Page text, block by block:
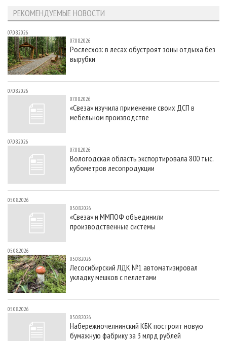
РЕКОМЕНДУЕМЫЕ НОВОСТИ
07.08.2026
07.08.2026
Рослесхоз: в лесах обустроят зоны отдыха без
вырубки
07.08.2026
07.08.2026
«Свеза» изучила применение своих ДСП в
мебельном производстве
07.08.2026
07.08.2026
Вологодская область экспортировала 800 тыс.
кубометров лесопродукции
05.08.2026
05.08.2026
«Свеза» и ММПОФ объединили
производственные системы
05.08.2026
05.08.2026
Лесосибирский ЛДК №1 автоматизировал
укладку мешков с пеллетами
05.08.2026
05.08.2026
Набережночелнинский КБК построит новую
бумажную фабрику за 3 млрд рублей